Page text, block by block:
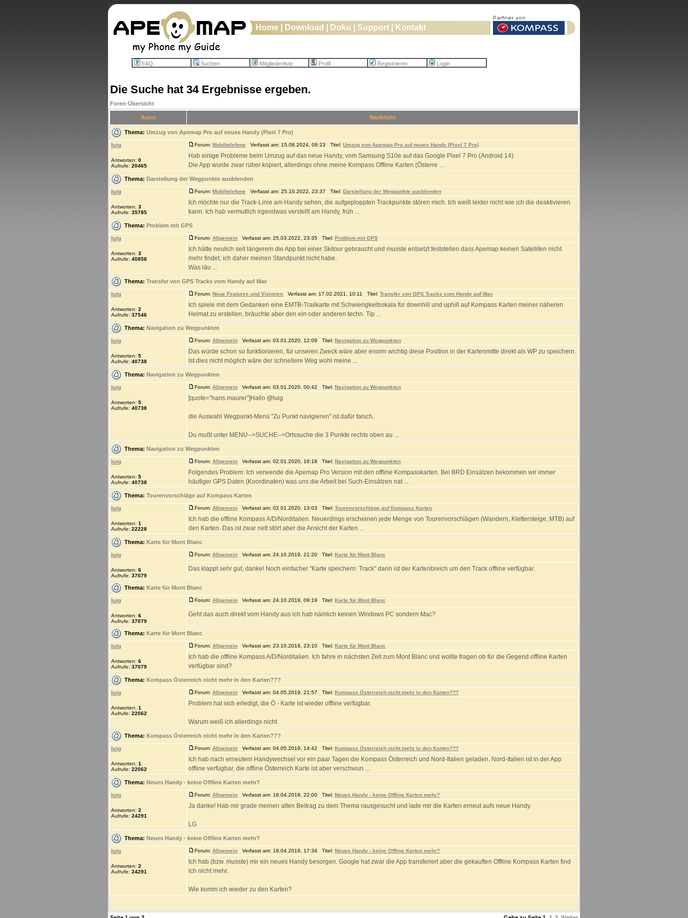
Home Download Doku Support Kontakt
FAQ Suchen Mitgliederliste Profil Registrieren Login
Die Suche hat 34 Ergebnisse ergeben.
Foren-Übersicht
Autor Nachricht
Thema: Umzug von Apemap Pro auf neues Handy (Pixel 7 Pro)
luig
Antworten: 0
Aufrufe: 20465
Forum: Mobiltelefone Verfasst am: 15.08.2024, 06:23 Titel: Umzug von Apemap Pro auf neues Handy (Pixel 7 Pro)
Hab einige Probleme beim Umzug auf das neue Handy, vom Samsung S10e auf das Google Pixel 7 Pro (Android 14).
Die App wurde zwar rüber kopiert, allerdings ohne meine Kompass Offline Karten (Österre ...
Thema: Darstellung der Wegpunkte ausblenden
luig
Antworten: 3
Aufrufe: 35785
Forum: Mobiltelefone Verfasst am: 25.10.2022, 23:37 Titel: Darstellung der Wegpunkte ausblenden
Ich möchte nur die Track-Linie am Handy sehen, die aufgeploppten Trackpunkte stören mich. Ich weiß leider nicht wie ich die deaktivieren
kann. Ich hab vermutlich irgendwas verstellt am Handy, früh ...
Thema: Problem mit GPS
luig
Antworten: 3
Aufrufe: 40858
Forum: Allgemein Verfasst am: 25.03.2022, 23:35 Titel: Problem mit GPS
Ich hätte neulich seit längerem die App bei einer Skitour gebraucht und musste entsetzt feststellen dass Apemap keinen Satelliten nicht
mehr findet, ich daher meinen Standpunkt nicht habe.
Was läu ...
Thema: Transfer von GPS Tracks vom Handy auf Mac
luig
Antworten: 2
Aufrufe: 37546
Forum: Neue Features und Visionen Verfasst am: 17.02.2021, 10:11 Titel: Transfer von GPS Tracks vom Handy auf Mac
Ich spiele mit dem Gedanken eine EMTB-Trailkarte mit Schwierigkeitsskala für downhill und uphill auf Kompass Karten meiner näheren
Heimat zu erstellen, bräuchte aber den ein oder anderen techn. Tip ...
Thema: Navigation zu Wegpunkten
luig
Antworten: 5
Aufrufe: 40738
Forum: Allgemein Verfasst am: 03.01.2020, 12:09 Titel: Navigation zu Wegpunkten
Das würde schon so funktionieren, für unseren Zweck wäre aber enorm wichtig diese Position in der Kartenmitte direkt als WP zu speichern.
Ist dies nicht möglich wäre der schnellere Weg wohl meine ...
Thema: Navigation zu Wegpunkten
luig
Antworten: 5
Aufrufe: 40738
Forum: Allgemein Verfasst am: 03.01.2020, 00:42 Titel: Navigation zu Wegpunkten
[quote="hans.maurer"]Hallo @luig
die Auswahl Wegpunkt-Menü "Zu Punkt navigieren" ist dafür falsch.
Du mußt unter MENU-->SUCHE-->Ortssuche die 3 Punkte rechts oben au ...
Thema: Navigation zu Wegpunkten
luig
Antworten: 5
Aufrufe: 40738
Forum: Allgemein Verfasst am: 02.01.2020, 16:18 Titel: Navigation zu Wegpunkten
Folgendes Problem: Ich verwende die Apemap Pro Version mit den offline Kompasskarten. Bei BRD Einsätzen bekommen wir immer
häufiger GPS Daten (Koordinaten) was uns die Arbeit bei Such-Einsätzen nat ...
Thema: Tourenvorschläge auf Kompass Karten
luig
Antworten: 1
Aufrufe: 22228
Forum: Allgemein Verfasst am: 02.01.2020, 13:03 Titel: Tourenvorschläge auf Kompass Karten
Ich hab die offline Kompass A/D/Norditalien. Neuerdings erscheinen jede Menge von Tourenvorschlägen (Wandern, Klettersteige, MTB) auf
den Karten. Das ist zwar nett stört aber die Ansicht der Karten ...
Thema: Karte für Mont Blanc
luig
Antworten: 6
Aufrufe: 37079
Forum: Allgemein Verfasst am: 24.10.2019, 21:20 Titel: Karte für Mont Blanc
Das klappt sehr gut, danke! Noch einfacher "Karte speichern: Track" dann ist der Kartenbreich um den Track offline verfügbar.
Thema: Karte für Mont Blanc
luig
Antworten: 6
Aufrufe: 37079
Forum: Allgemein Verfasst am: 24.10.2019, 09:19 Titel: Karte für Mont Blanc
Geht das auch direkt vom Handy aus ich hab nämlich keinen Windows PC sondern Mac?
Thema: Karte für Mont Blanc
luig
Antworten: 6
Aufrufe: 37079
Forum: Allgemein Verfasst am: 23.10.2019, 23:10 Titel: Karte für Mont Blanc
Ich hab die offline Kompass A/D/Norditalien. Ich fahre in nächsten Zeit zum Mont Blanc und wollte fragen ob für die Gegend offline Karten
verfügbar sind?
Thema: Kompass Österreich nicht mehr in den Karten???
luig
Antworten: 1
Aufrufe: 22062
Forum: Allgemein Verfasst am: 04.05.2019, 21:57 Titel: Kompass Österreich nicht mehr in den Karten???
Problem hat sich erledigt, die Ö - Karte ist wieder offline verfügbar.
Warum weiß ich allerdings nicht.
Thema: Kompass Österreich nicht mehr in den Karten???
luig
Antworten: 1
Aufrufe: 22062
Forum: Allgemein Verfasst am: 04.05.2019, 14:42 Titel: Kompass Österreich nicht mehr in den Karten???
Ich hab nach erneutem Handywechsel vor ein paar Tagen die Kompass Österreich und Nord-Italien geladen. Nord-Italien ist in der App
offline verfügbar, die offline Österreich Karte ist aber verschwun ...
Thema: Neues Handy - keine Offline Karten mehr?
luig
Antworten: 2
Aufrufe: 24291
Forum: Allgemein Verfasst am: 18.04.2019, 22:00 Titel: Neues Handy - keine Offline Karten mehr?
Ja danke! Hab mir grade meinen alten Beitrag zu dem Thema rausgesucht und lade mir die Karten erneut aufs neue Handy.
LG
Thema: Neues Handy - keine Offline Karten mehr?
luig
Antworten: 2
Aufrufe: 24291
Forum: Allgemein Verfasst am: 18.04.2019, 17:34 Titel: Neues Handy - keine Offline Karten mehr?
Ich hab (bzw. musste) mir ein neues Handy besorgen. Google hat zwar die App transferiert aber die gekauften Offline Kompass Karten find
ich nicht mehr.
Wie komm ich wieder zu den Karten?